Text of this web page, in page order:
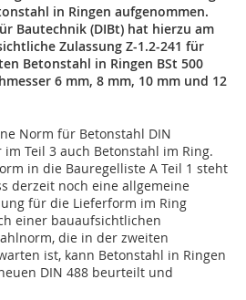
in Ringen aufgenommen.
Bautechnik (DIBt) hat hierzu am
Zulassung Z-1.2-241 für
Betonstahl in Ringen BSt 500
6 mm, 8 mm, 10 mm und 12
Norm für Betonstahl DIN
Teil 3 auch Betonstahl im Ring.
in die Bauregelliste A Teil 1 steht
derzeit noch eine allgemeine
für die Lieferform im Ring
einer bauaufsichtlichen
die in der zweiten
ist, kann Betonstahl in Ringen
DIN 488 beurteilt und